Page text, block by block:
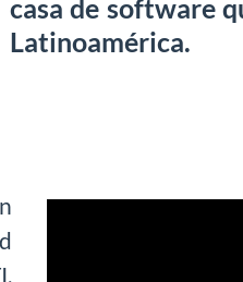
casa de software
Latinoamérica.